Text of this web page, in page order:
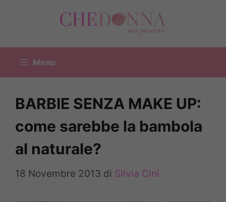
Menu
BARBIE SENZA MAKE UP:
come sarebbe la bambola
al naturale?
18 Novembre 2013 di Silvia Cini